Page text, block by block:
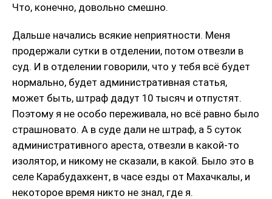
Что, конечно, довольно смешно.
Дальше начались всякие неприятности. Меня
продержали сутки в отделении, потом отвезли в
суд. И в отделении говорили, что у тебя всё будет
нормально, будет административная статья,
может быть, штраф дадут 10 тысяч и отпустят.
Поэтому я не особо переживала, но всё равно было
страшновато. А в суде дали не штраф, а 5 суток
административного ареста, отвезли в какой-то
изолятор, и никому не сказали, в какой. Было это в
селе Карабудахкент, в часе езды от Махачкалы, и
некоторое время никто не знал, где я.